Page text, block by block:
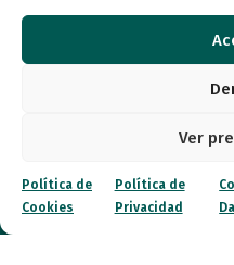
Ver
Política de
Cookies
Política de
Privacidad
Canal ético